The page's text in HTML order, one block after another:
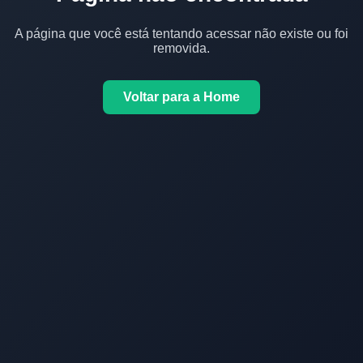
A página que você está tentando acessar não existe ou foi
removida.
Voltar para a Home